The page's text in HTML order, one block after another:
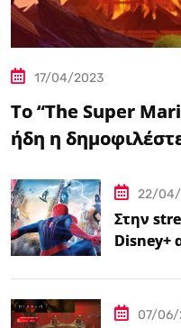
17/04/2023
Το “The Super
ήδη η
22/
Στην
Disney+
07/06/